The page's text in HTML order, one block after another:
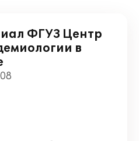
ФГУЗ Центр
в